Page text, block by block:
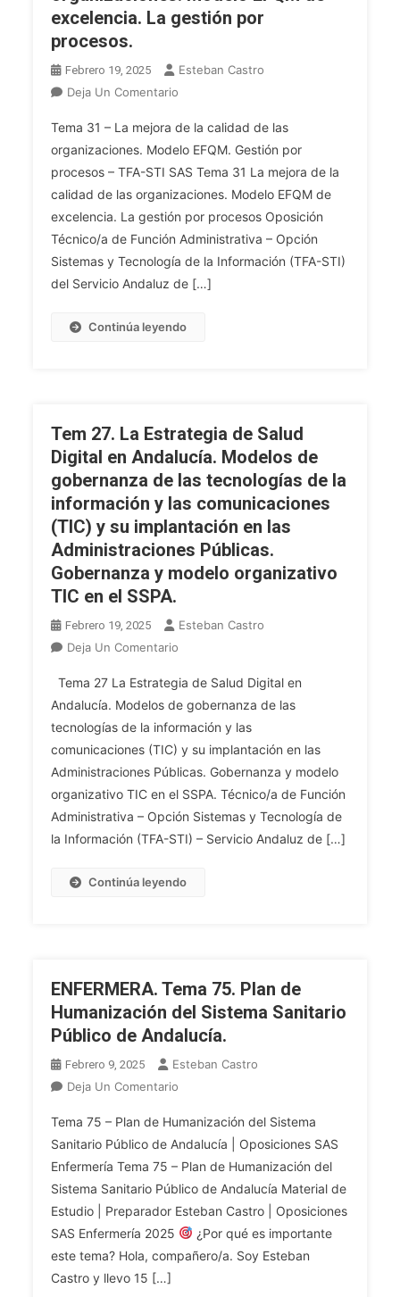
La
Evaluación
Tecnologías
Sanitarias
En
Andalucía.
De
Saludable
2024-
2030.
excelencia. La gestión por
procesos.
Febrero 19, 2025
Esteban Castro
Deja Un Comentario
2025
TFA
INF.
Tema
31.
La
Mejora
De
De
Excelencia.
La
Gestión
Por
Procesos.
Tema 31 – La mejora de la calidad de las
organizaciones. Modelo EFQM. Gestión por
procesos – TFA-STI SAS Tema 31 La mejora de la
calidad de las organizaciones. Modelo EFQM de
excelencia. La gestión por procesos Oposición
Técnico/a de Función Administrativa – Opción
Sistemas y Tecnología de la Información (TFA-STI)
del Servicio Andaluz de […]
Continúa leyendo
Tem 27. La Estrategia de Salud
Digital en Andalucía. Modelos de
gobernanza de las tecnologías de la
información y las comunicaciones
(TIC) y su implantación en las
Administraciones Públicas.
Gobernanza y modelo organizativo
TIC en el SSPA.
Febrero 19, 2025
Esteban Castro
Deja Un Comentario
27.
La
Estrategia
De
Salud
Digital
En
Andalucía.
La
Información
Y
Las
Y
Su
Implantación
Administraciones
Públicas.
Gobernanza
Tema 27 La Estrategia de Salud Digital en
Andalucía. Modelos de gobernanza de las
tecnologías de la información y las
comunicaciones (TIC) y su implantación en las
Administraciones Públicas. Gobernanza y modelo
organizativo TIC en el SSPA. Técnico/a de Función
Administrativa – Opción Sistemas y Tecnología de
la Información (TFA-STI) – Servicio Andaluz de […]
Continúa leyendo
ENFERMERA. Tema 75. Plan de
Humanización del Sistema Sanitario
Público de Andalucía.
Febrero 9, 2025
Esteban Castro
Deja Un Comentario
Tema
75.
Plan
De
Humanización
Del
Sistema
Tema 75 – Plan de Humanización del Sistema
Sanitario Público de Andalucía | Oposiciones SAS
Enfermería Tema 75 – Plan de Humanización del
Sistema Sanitario Público de Andalucía Material de
Estudio | Preparador Esteban Castro | Oposiciones
SAS Enfermería 2025
¿Por qué es importante
este tema? Hola, compañero/a. Soy Esteban
Castro y llevo 15 […]